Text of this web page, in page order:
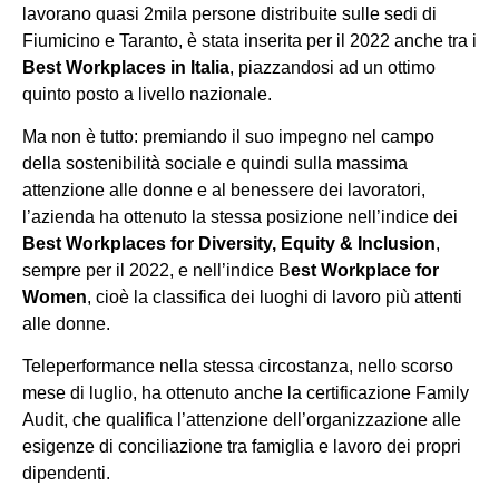
lavorano quasi 2mila persone distribuite sulle sedi di
Fiumicino e Taranto, è stata inserita per il 2022 anche tra i
Best Workplaces in Italia , piazzandosi ad un ottimo
quinto posto a livello nazionale.
Ma non è tutto: premiando il suo impegno nel campo
della sostenibilità sociale e quindi sulla massima
attenzione alle donne e al benessere dei lavoratori,
l’azienda ha ottenuto la stessa posizione nell’indice dei
Best Workplaces for Diversity, Equity & Inclusion,
sempre per il 2022, e nell’indice Best Workplace for
Women, cioè la classifica dei luoghi di lavoro più attenti
alle donne.
Teleperformance nella stessa circostanza, nello scorso
mese di luglio, ha ottenuto anche la certificazione Family
Audit, che qualifica l’attenzione dell’organizzazione alle
esigenze di conciliazione tra famiglia e lavoro dei propri
dipendenti.